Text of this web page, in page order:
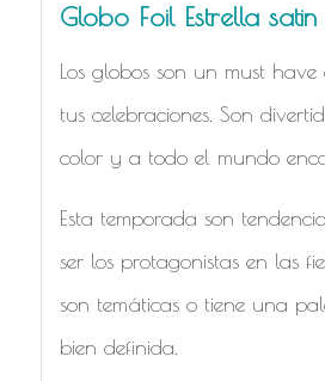
Globo Foil Estrella
Los globos son un must
tus celebraciones. Son
color y a todo el mundo
Esta temporada son
ser los protagonistas en las
son temáticas o tiene una
bien definida.